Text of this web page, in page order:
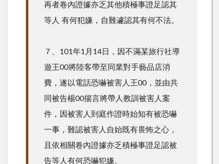
再者卷內證據亦乏其他積極事證足認其
等人 有何犯嫌，自難遽認其有何不法。
７、101年1月14日，因不滿某旅行社導
遊王00將陸客帶至同業對手藝品店消
費，遂以電話恐嚇被害人王00，並由共
同被告楊00揚言將帶人教訓被害人案
件，因被害人到庭作證時始知有被恐嚇
一事，難認被害人自始既有畏怖之心，
且依相關卷內證據亦乏積極事證足認被
告等人有何恐嚇犯嫌。